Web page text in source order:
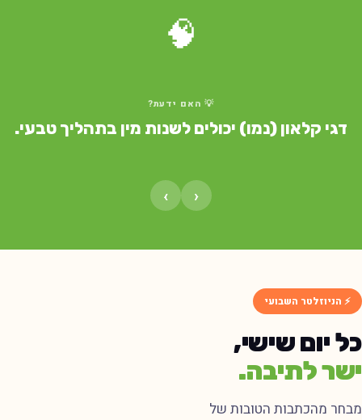
🧠
💡 האם ידעת?
דגי קלאון (נמו) יכולים לשנות מין בתהליך טבעי.
⚡ הניוזלטר השבועי
יום שישי,
לתיבה.
מהכתבות הטובות של